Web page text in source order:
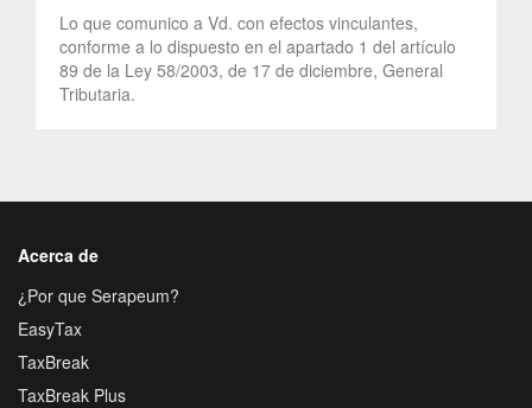
Lo que comunico a Vd. con efectos vinculantes,
conforme a lo dispuesto en el apartado 1 del artículo
89 de la Ley 58/2003, de 17 de diciembre, General
Tributaria.
Acerca de
¿Por que Serapeum?
EasyTax
TaxBreak
TaxBreak Plus